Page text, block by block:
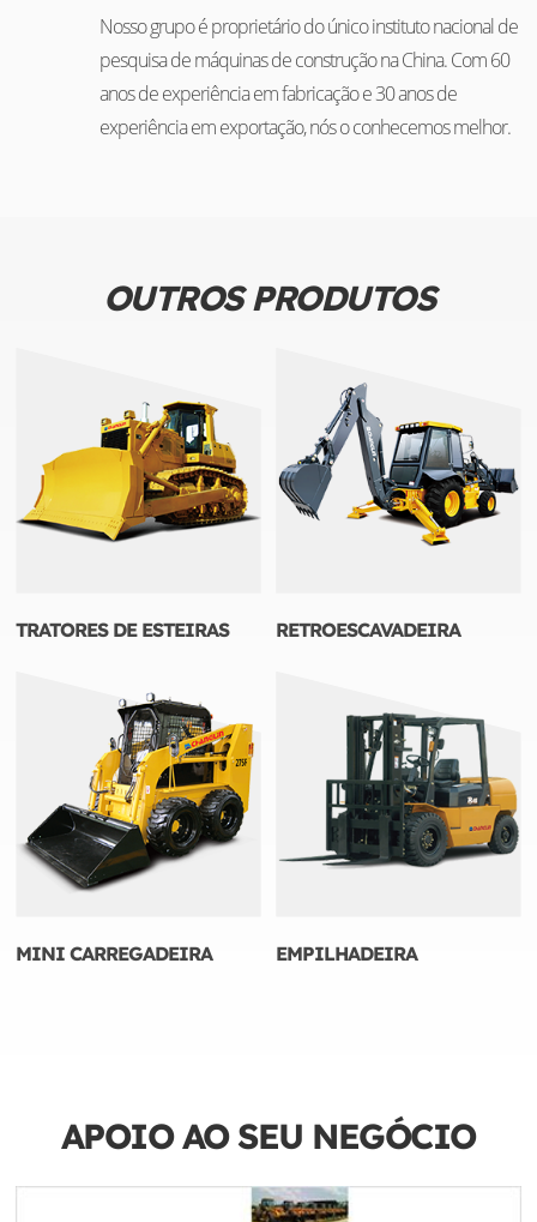
Nosso grupo é proprietário do único instituto nacional de
pesquisa de máquinas de construção na China. Com 60
anos de experiência em fabricação e 30 anos de
experiência em exportação, nós o conhecemos melhor.
OUTROS PRODUTOS
TRATORES DE ESTEIRAS RETROESCAVADEIRA
MINI CARREGADEIRA EMPILHADEIRA
APOIO AO SEU NEGÓCIO